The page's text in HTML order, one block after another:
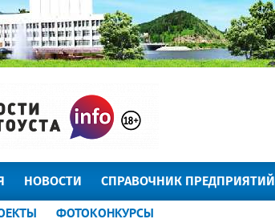
НОВОСТИ СПРАВОЧНИК ПРЕДПРИЯТИЙ
ФОТОКОНКУРСЫ